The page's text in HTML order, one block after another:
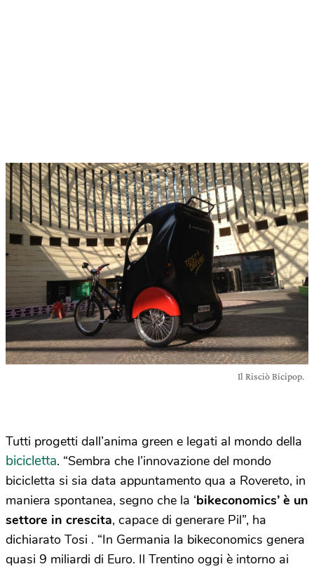
Il Risciò Bicipop.
Tutti progetti dall’anima green e legati al mondo della
bicicletta. “Sembra che l’innovazione del mondo
bicicletta si sia data appuntamento qua a Rovereto, in
maniera spontanea, segno che la ‘bikeconomics’ è un
settore in crescita, capace di generare Pil”, ha
dichiarato Tosi . “In Germania la bikeconomics genera
quasi 9 miliardi di Euro. Il Trentino oggi è intorno ai